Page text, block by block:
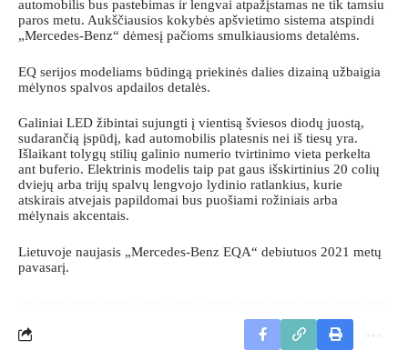
automobilis bus pastebimas ir lengvai atpažįstamas ne tik tamsiu
paros metu. Aukščiausios kokybės apšvietimo sistema atspindi
„Mercedes-Benz“ dėmesį pačioms smulkiausioms detalėms.
EQ serijos modeliams būdingą priekinės dalies dizainą užbaigia
mėlynos spalvos apdailos detalės.
Galiniai LED žibintai sujungti į vientisą šviesos diodų juostą,
sudarančią įspūdį, kad automobilis platesnis nei iš tiesų yra.
Išlaikant tolygų stilių galinio numerio tvirtinimo vieta perkelta
ant buferio. Elektrinis modelis taip pat gaus išskirtinius 20 colių
dviejų arba trijų spalvų lengvojo lydinio ratlankius, kurie
atskirais atvejais papildomai bus puošiami rožiniais arba
mėlynais akcentais.
Lietuvoje naujasis „Mercedes-Benz EQA“ debiutuos 2021 metų
pavasarį.